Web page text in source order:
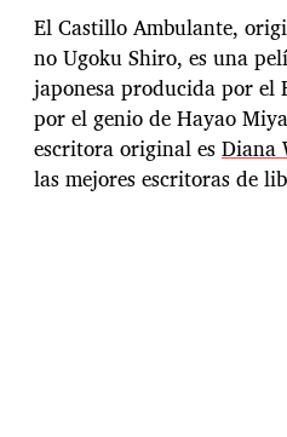
h
a
d
e
l
a
e
n
El Castillo Ambulante,
no Ugoku Shiro, es una
japonesa producida por el
por el genio deHayao
escritora original esDiana
las mejores escritoras de